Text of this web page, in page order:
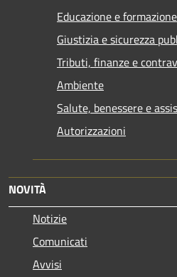
Educazione e formazione
Giustizia e sicurezza
Tributi, finanze e
Ambiente
Salute, benessere e
Autorizzazioni
NOVITÀ
Notizie
Comunicati
Avvisi